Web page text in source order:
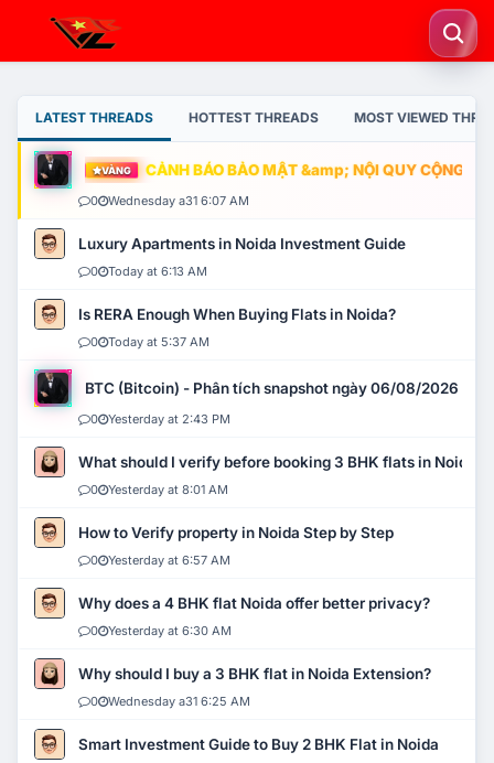
LATEST THREADS HOTTEST THREADS MOST VIEWED
VÀNG CẢNH BÁO BẢO MẬT &amp; NỘI QUY CỘNG
0 Wednesday a31 6:07 AM
Luxury Apartments in Noida Investment Guide
0 Today at 6:13 AM
Is RERA Enough When Buying Flats in Noida?
0 Today at 5:37 AM
BTC (Bitcoin) - Phân tích snapshot ngày 06/08/2026
0 Yesterday at 2:43 PM
What should I verify before booking 3 BHK flats in Noida?
0 Yesterday at 8:01 AM
How to Verify property in Noida Step by Step
0 Yesterday at 6:57 AM
Why does a 4 BHK flat Noida offer better privacy?
0 Yesterday at 6:30 AM
Why should I buy a 3 BHK flat in Noida Extension?
0 Wednesday a31 6:25 AM
Smart Investment Guide to Buy 2 BHK Flat in Noida